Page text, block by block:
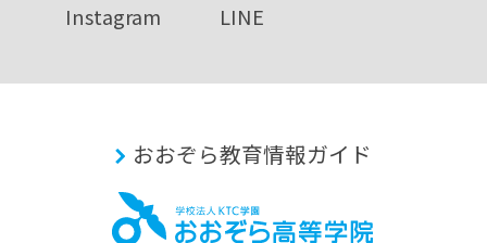
Instagram LINE
おおぞら教育情報ガイド